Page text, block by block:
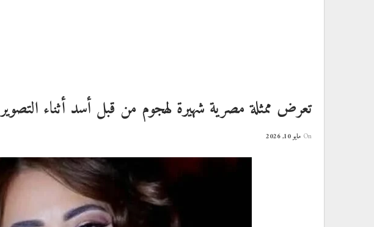
تعرض ممثلة مصرية شهيرة لهجوم من قبل أسد أثناء التصوير
On مايو 10, 2026